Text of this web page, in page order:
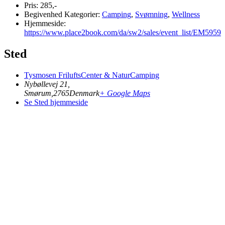
Pris: 285,-
Begivenhed Kategorier: Camping, Svømning, Wellness
Hjemmeside:
https://www.place2book.com/da/sw2/sales/event_list/EM5959
Sted
Tysmosen FriluftsCenter & NaturCamping
Nybøllevej 21,
Smørum 2765Denmark+ Google Maps
Se Sted hjemmeside